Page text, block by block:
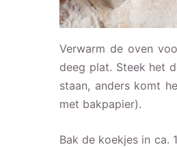
Verwarm de oven
deeg plat. Steek het
staan, anders komt
met bakpapier).
Bak de koekjes in ca.